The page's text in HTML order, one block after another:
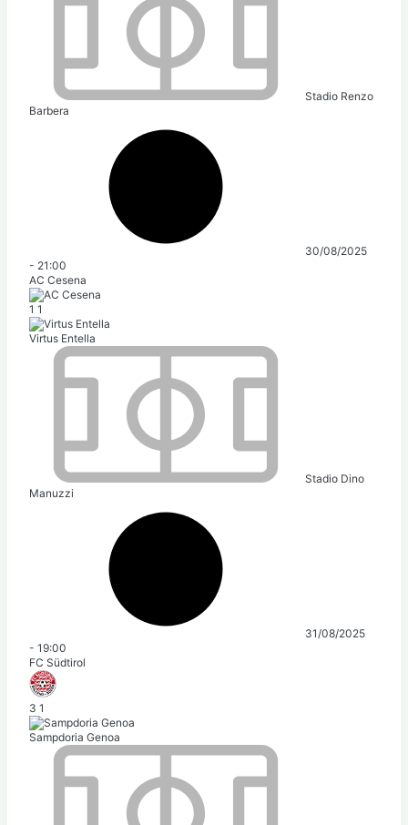
Stadio Renzo
Barbera
30/08/2025
- 21:00
AC Cesena
1 1
Virtus Entella
Stadio Dino
Manuzzi
31/08/2025
- 19:00
FC Südtirol
3 1
Sampdoria Genoa